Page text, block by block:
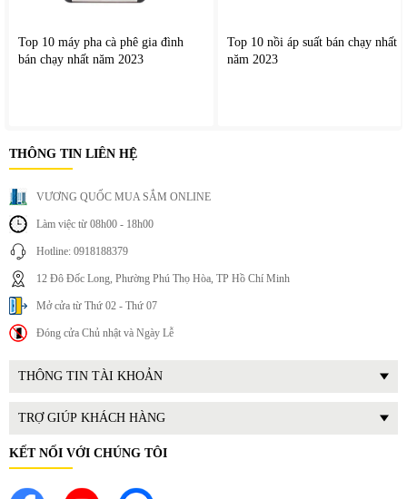
Top 10 máy pha cà phê gia đình
bán chạy nhất năm 2023
Top 10 nồi áp suất bán chạy nhất
năm 2023
THÔNG TIN LIÊN HỆ
VƯƠNG QUỐC MUA SẮM ONLINE
Làm việc từ 08h00 - 18h00
Hotline: 0918188379
12 Đô Đốc Long, Phường Phú Thọ Hòa, TP Hồ Chí Minh
Mở cửa từ Thứ 02 - Thứ 07
Đóng cửa Chủ nhật và Ngày Lễ
THÔNG TIN TÀI KHOẢN
TRỢ GIÚP KHÁCH HÀNG
KẾT NỐI VỚI CHÚNG TÔI